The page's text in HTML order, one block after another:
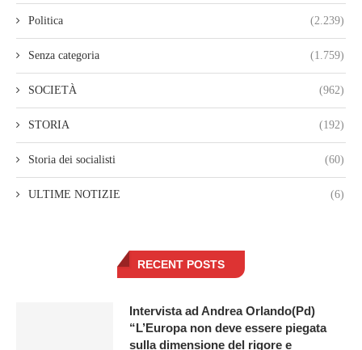
Politica (2.239)
Senza categoria (1.759)
SOCIETÀ (962)
STORIA (192)
Storia dei socialisti (60)
ULTIME NOTIZIE (6)
RECENT POSTS
Intervista ad Andrea Orlando(Pd)
“L’Europa non deve essere piegata
sulla dimensione del rigore e